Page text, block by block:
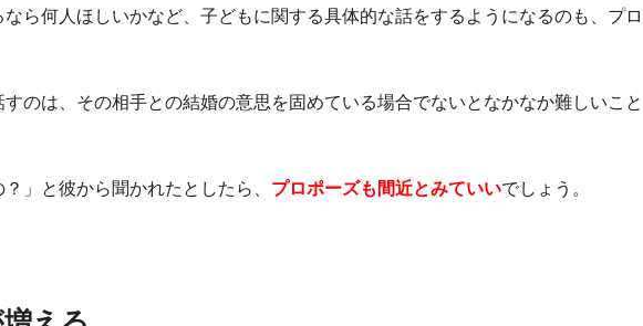
ら何人ほしいかなど、子どもに関する具体的な話をするようになるのも、プロ
のは、その相手との結婚の意思を固めている場合でないとなかなか難しいこと
」と彼から聞かれたとしたら、 プロポーズも間近とみていいでしょう。